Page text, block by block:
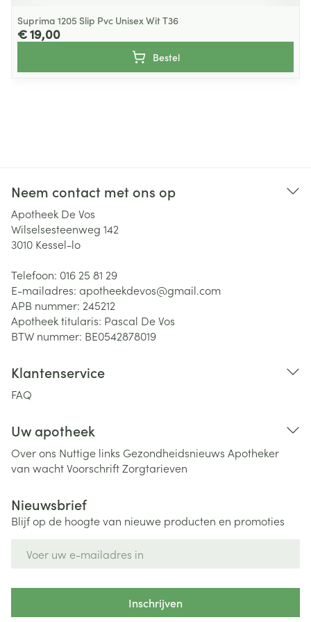
Suprima 1205 Slip Pvc Unisex Wit T36
€ 19,00
Bestel
Neem contact met ons op
Apotheek De Vos
Wilselsesteenweg 142
3010 Kessel-lo
Telefoon: 016 25 81 29
E-mailadres: apotheekdevos@gmail.com
APB nummer: 245212
Apotheek titularis: Pascal De Vos
BTW nummer: BE0542878019
Klantenservice
FAQ
Uw apotheek
Over ons Nuttige links Gezondheidsnieuws Apotheker
van wachtVoorschriftZorgtarieven
Nieuwsbrief
Blijf op de hoogte van nieuwe producten en promoties
Inschrijven